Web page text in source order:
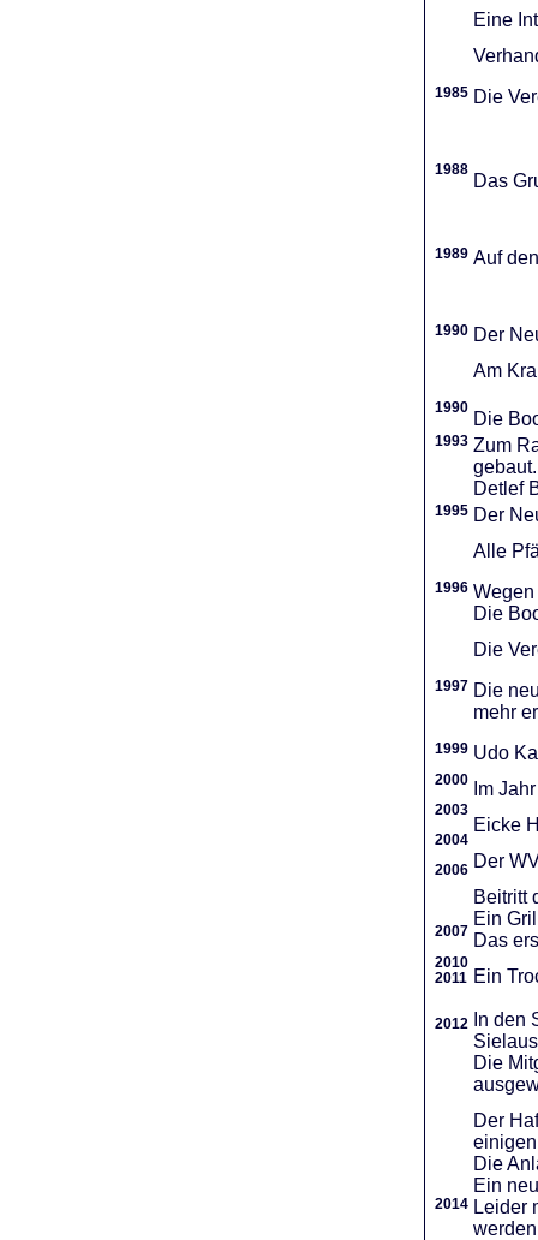
Eine
1985 Die
1988
Das
1989 Auf
1990 Der
Am
1990
Die
1993 Zum
gebaut.
Detlef
1995 Der
Alle
1996
Die
Die
1997 Die
mehr
1999
2000
2003
2004
2006
2007
2010
2011
2012
2014
Udo
Im
Eicke
Der
Beitritt
Ein
Das
Ein
In den
Die
Der
Die
Ein
Leider